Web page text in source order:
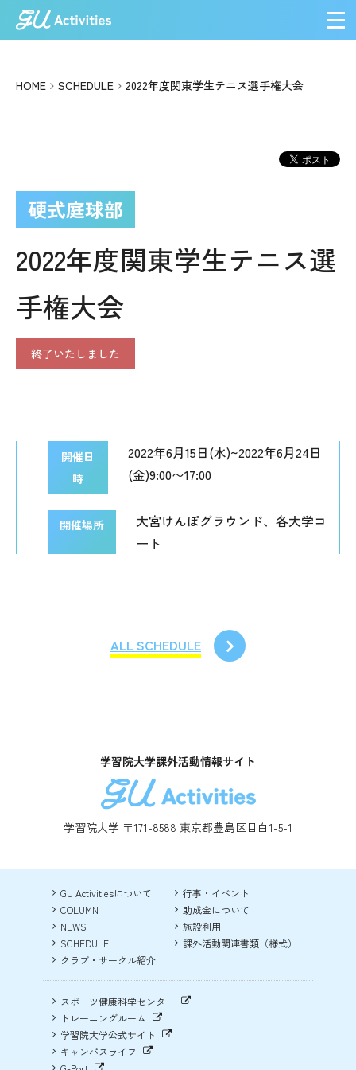
メ
HOME SCHEDULE 2022年度関東学生テニス選手権大会
硬式庭球部
2022年度関東学生テニス選
手権大会
終了いたしました
開催日
時
2022年6月15日(水)~2022年6月24日
(金)9:00〜17:00
開催場所
大宮けんぽグラウンド、各大学コ
ート
ALL SCHEDULE
学習院大学課外活動情報サイト
学習院大学 〒171-8588 東京都豊島区目白1-5-1
GU Activitiesについて
COLUMN
NEWS
SCHEDULE
クラブ・サークル紹介
行事・イベント
助成金について
施設利用
課外活動関連書類（様式）
スポーツ健康科学センター
トレーニングルーム
学習院大学公式サイト
キャンパスライフ